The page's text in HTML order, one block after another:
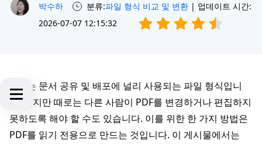
박수하 분류:파일 형식 비교 및 변환 | 업데이트 시간:
2026-07-07 12:15:32
PDF는 문서 공유 및 배포에 널리 사용되는 파일 형식입니
다. 하지만 때로는 다른 사람이 PDF를 변경하거나 편집하지
못하도록 해야 할 수도 있습니다. 이를 위한 한 가지 방법은
PDF를 읽기 전용으로 만드는 것입니다. 이 게시물에서는